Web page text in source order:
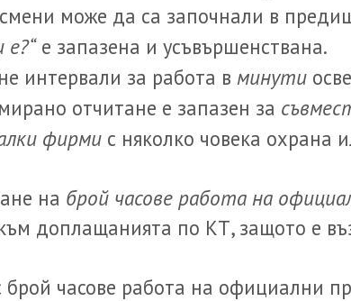
може да са започнали в
е?“е запазена и усъвършенствана.
интервали за работа в минути
отчитане е запазен за
фирми с няколко човека охрана
на брой часове работа на
доплащанията по КТ, защото е
брой часове работа на официални